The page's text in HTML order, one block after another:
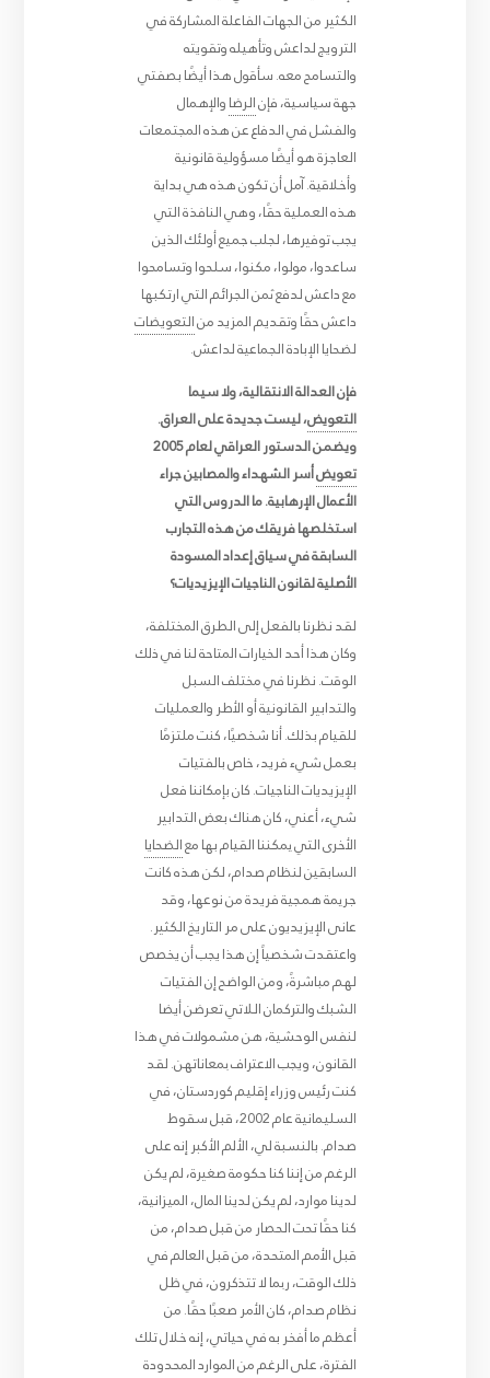
الكثير من الجهات الفاعلة المشاركة في
الترويج لداعش وتأهيله وتقويته
والتسامح معه. سأقول هذا أيضًا بصفتي
جهة سياسية، فإنالرضاوالإهمال
والفشل في الدفاع عن هذه المجتمعات
العاجزة هو أيضًا مسؤولية قانونية
وأخلاقية. آمل أن تكون هذه هي بداية
هذه العملية حقًا، وهي النافذة التي
يجب توفيرها، لجلب جميع أولئك الذين
ساعدوا، مولوا، مكنوا، سلحوا وتسامحوا
مع داعش لدفع ثمن الجرائم التي ارتكبها
داعش حقًا وتقديم المزيد منالتعويضات
لضحايا الإبادة الجماعية لداعش.
فإن العدالة الانتقالية، ولا سيما
التعويض، ليست جديدة على العراق.
ويضمن الدستور العراقي لعام 2005
تعويضأسر الشهداء والمصابين جراء
الأعمال الإرهابية. ما الدروس التي
استخلصها فريقك من هذه التجارب
السابقة في سياق إعداد المسودة
الأصلية لقانون الناجيات الإيزيديات؟
لقد نظرنا بالفعل إلى الطرق المختلفة،
وكان هذا أحد الخيارات المتاحة لنا في ذلك
الوقت. نظرنا في مختلف السبل
والتدابير القانونية أو الأطر والعمليات
للقيام بذلك. أنا شخصيًا، كنت ملتزمًا
بعمل شيء فريد، خاص بالفتيات
الإيزيديات الناجيات. كان بإمكاننا فعل
شيء، أعني، كان هناك بعض التدابير
الأخرى التي يمكننا القيام بها معالضحايا
السابقين لنظام صدام، لكن هذه كانت
جريمة همجية فريدة من نوعها، وقد
عانى الإيزيديون على مر التاريخ الكثير.
واعتقدت شخصياً إن هذا يجب أن يخصص
لهم مباشرةً، ومن الواضح إن الفتيات
الشبك والتركمان اللاتي تعرضن أيضا
لنفس الوحشية، هن مشمولات في هذا
القانون، ويجب الاعتراف بمعاناتهن. لقد
كنت رئيس وزراء إقليم كوردستان، في
السليمانية عام 2002، قبل سقوط
صدام. بالنسبة لي، الألم الأكبر إنه على
الرغم من إننا كنا حكومة صغيرة، لم يكن
لدينا موارد، لم يكن لدينا المال، الميزانية،
كنا حقًا تحت الحصار من قبل صدام، من
قبل الأمم المتحدة، من قبل العالم في
ذلك الوقت، ربما لا تتذكرون، في ظل
نظام صدام، كان الأمر صعبًا حقًا. من
أعظم ما أفخر به في حياتي، إنه خلال تلك
الفترة، على الرغم من الموارد المحدودة